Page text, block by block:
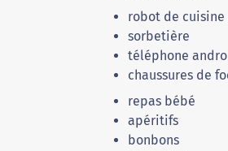
robot de cuisine
sorbetière
téléphone
chaussures de
repas bébé
apéritifs
bonbons